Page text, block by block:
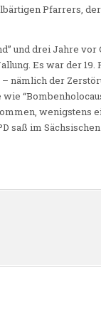
Pfarrers,
und drei Jahre
Es war der 19.
– nämlich der
wenigstens
im Sächsischen